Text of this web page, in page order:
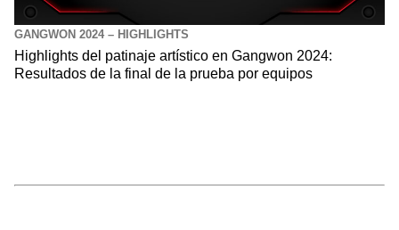
GANGWON 2024 – HIGHLIGHTS
Highlights del patinaje artístico en Gangwon 2024:
Resultados de la final de la prueba por equipos